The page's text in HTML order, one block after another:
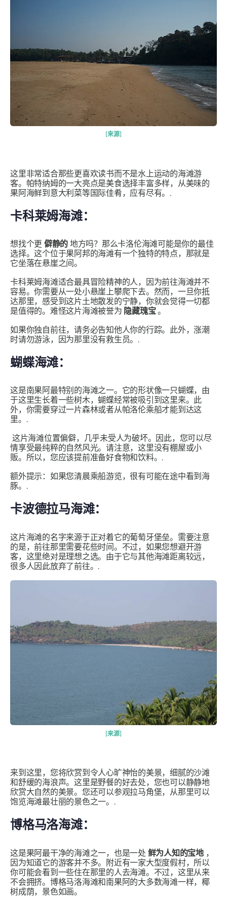
[来源]
这里非常适合那些更喜欢读书而不是水上运动的海滩游
客。帕特纳姆的一大亮点是美食选择丰富多样，从美味的
果阿海鲜到意大利菜等国际佳肴，应有尽有。.
卡科莱姆海滩：
想找个更 僻静的 地方吗？那么卡洛伦海滩可能是你的最佳
选择。这个位于果阿邦的海滩有一个独特的特点，那就是
它坐落在悬崖之间。
卡科莱姆海滩适合最具冒险精神的人，因为前往海滩并不
容易。你需要从一处小悬崖上攀爬下去。然而，一旦你抵
达那里，感受到这片土地散发的宁静，你就会觉得一切都
是值得的。难怪这片海滩被誉为 隐藏瑰宝。
如果你独自前往，请务必告知他人你的行踪。此外，涨潮
时请勿游泳，因为那里没有救生员。.
蝴蝶海滩：
这是南果阿最特别的海滩之一。它的形状像一只蝴蝶，由
于这里生长着一些树木，蝴蝶经常被吸引到这里来。此
外，你需要穿过一片森林或者从帕洛伦乘船才能到达这
里。.
这片海滩位置偏僻，几乎未受人为破坏。因此，您可以尽
情享受最纯粹的自然风光。请注意，这里没有棚屋或小
贩。所以，您应该提前准备好食物和饮料。.
额外提示：如果您清晨乘船游览，很有可能在途中看到海
豚。.
卡波德拉马海滩：
这片海滩的名字来源于正对着它的葡萄牙堡垒。需要注意
的是，前往那里需要花些时间。不过，如果您想避开游
客，这里绝对是理想之选。由于它与其他海滩距离较远，
很多人因此放弃了前往。.
[来源]
来到这里，您将欣赏到令人心旷神怡的美景，细腻的沙滩
和舒缓的海浪声。这里是野餐的好去处，您也可以静静地
欣赏大自然的美景。您还可以参观拉马角堡，从那里可以
饱览海滩最壮丽的景色之一。.
博格马洛海滩：
这是果阿最干净的海滩之一，也是一处 鲜为人知的宝地 ，
因为知道它的游客并不多。附近有一家大型度假村，所以
你可能会看到一些住在那里的人去海滩。不过，这里从来
不会拥挤。博格马洛海滩和南果阿的大多数海滩一样，椰
树成荫，景色如画。